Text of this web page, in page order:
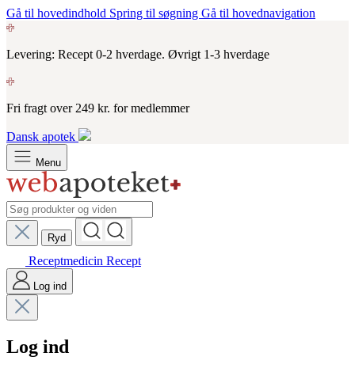
Gå til hovedindhold Spring til søgning Gå til hovednavigation
Levering: Recept 0-2 hverdage. Øvrigt 1-3 hverdage
Fri fragt over 249 kr. for medlemmer
Dansk apotek
Menu
Ryd
Receptmedicin Recept
Log ind
Log ind